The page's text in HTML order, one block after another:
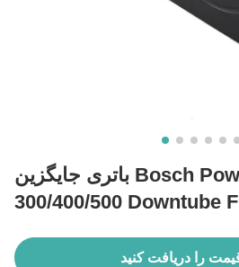
باتری جایگزین Bosch Powerpack
300/400/500 Downtube
را دریافت کنید